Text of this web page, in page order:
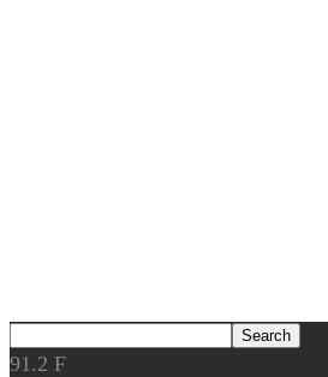
91.2 F